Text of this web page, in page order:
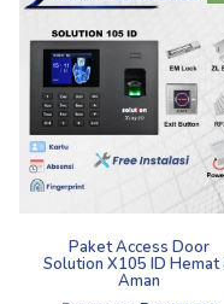
Paket Access Door
Solution X105 ID Hemat
Aman